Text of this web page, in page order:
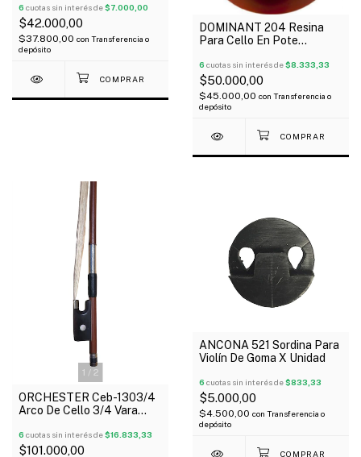
6 cuotas sin interés de$7.000,00
$42.000,00
$37.800,00 con Transferencia o
depósito
DOMINANT 204 Resina
Para Cello En Pote
6 cuotas sin interés de$8.333,33
$50.000,00
$45.000,00 con Transferencia o
depósito
1 / 2
ORCHESTER Ceb-1303/4
Arco De Cello 3/4 Vara
6 cuotas sin interés de$16.833,33
$101.000,00
ANCONA 521 Sordina Para
Violín De Goma X Unidad
6 cuotas sin interés de$833,33
$5.000,00
$4.500,00 con Transferencia o
depósito